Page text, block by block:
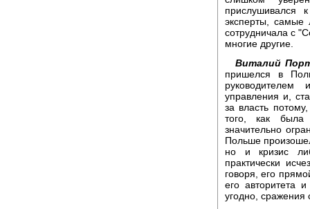
прислушивался
эксперты, самые
сотрудничала с
многие другие.
Виталий
пришелся в
управления и,
за власть
того, как была
значительно
Польше
но и кризис
практически
говоря, его
его авторитета
угодно,